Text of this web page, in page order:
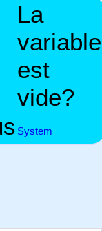
La
variable
est
vide?
System